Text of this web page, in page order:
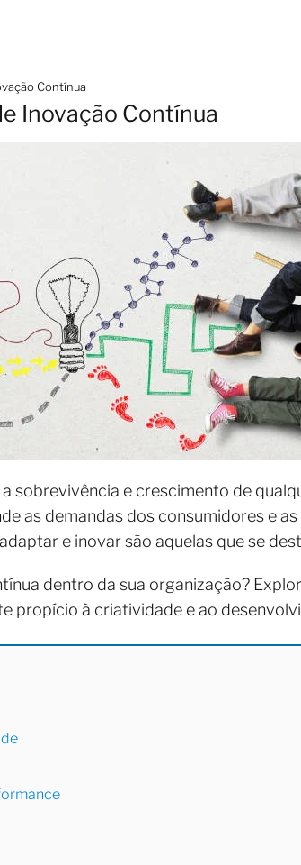
Contínua
Inovação Contínua
sobrevivência e crescimento de
as demandas dos consumidores e
e inovar são aquelas que se
dentro da sua organização?
propício à criatividade e ao